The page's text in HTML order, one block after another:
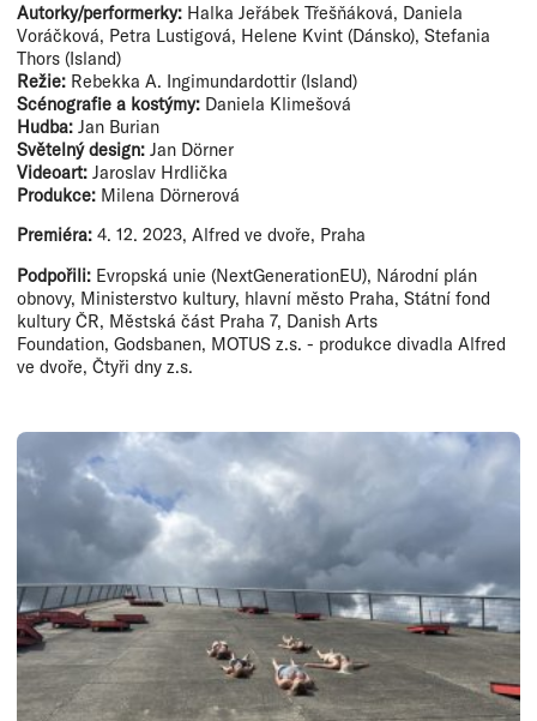
Autorky/performerky: Halka Jeřábek Třešňáková, Daniela
Voráčková, Petra Lustigová, Helene Kvint (Dánsko), Stefania
Thors (Island)
Režie: Rebekka A. Ingimundardottir (Island)
Scénografie a kostýmy: Daniela Klimešová
Hudba: Jan Burian
Světelný design: Jan Dörner
Videoart: Jaroslav Hrdlička
Produkce: Milena Dörnerová
Premiéra: 4. 12. 2023, Alfred ve dvoře, Praha
Podpořili: Evropská unie (NextGenerationEU), Národní plán
obnovy, Ministerstvo kultury, hlavní město Praha, Státní fond
kultury ČR, Městská část Praha 7, Danish Arts
Foundation, Godsbanen, MOTUS z.s. - produkce divadla Alfred
ve dvoře, Čtyři dny z.s.